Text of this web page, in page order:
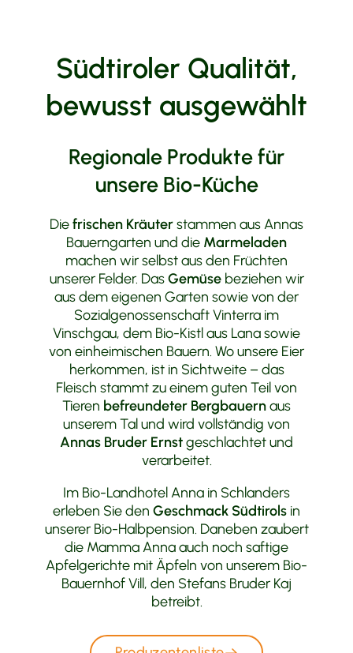
Südtiroler Qualität,
bewusst ausgewählt
Regionale Produkte für
unsere Bio-Küche
Diefrischen Kräuterstammen aus Annas
Bauerngarten und die Marmeladen
machen wir selbst aus den Früchten
unserer Felder. DasGemüsebeziehen wir
aus dem eigenen Garten sowie von der
Sozialgenossenschaft Vinterra im
Vinschgau, dem Bio-Kistl aus Lana sowie
von einheimischen Bauern. Wo unsere Eier
herkommen, ist in Sichtweite – das
Fleisch stammt zu einem guten Teil von
Tieren befreundeter Bergbauernaus
unserem Tal und wird vollständig von
Annas Bruder Ernstgeschlachtet und
verarbeitet.
Im Bio-Landhotel Anna in Schlanders
erleben Sie den Geschmack Südtirols in
unserer Bio-Halbpension. Daneben zaubert
die Mamma Anna auch noch saftige
Apfelgerichte mit Äpfeln von unserem Bio-
Bauernhof Vill, den Stefans Bruder Kaj
betreibt.